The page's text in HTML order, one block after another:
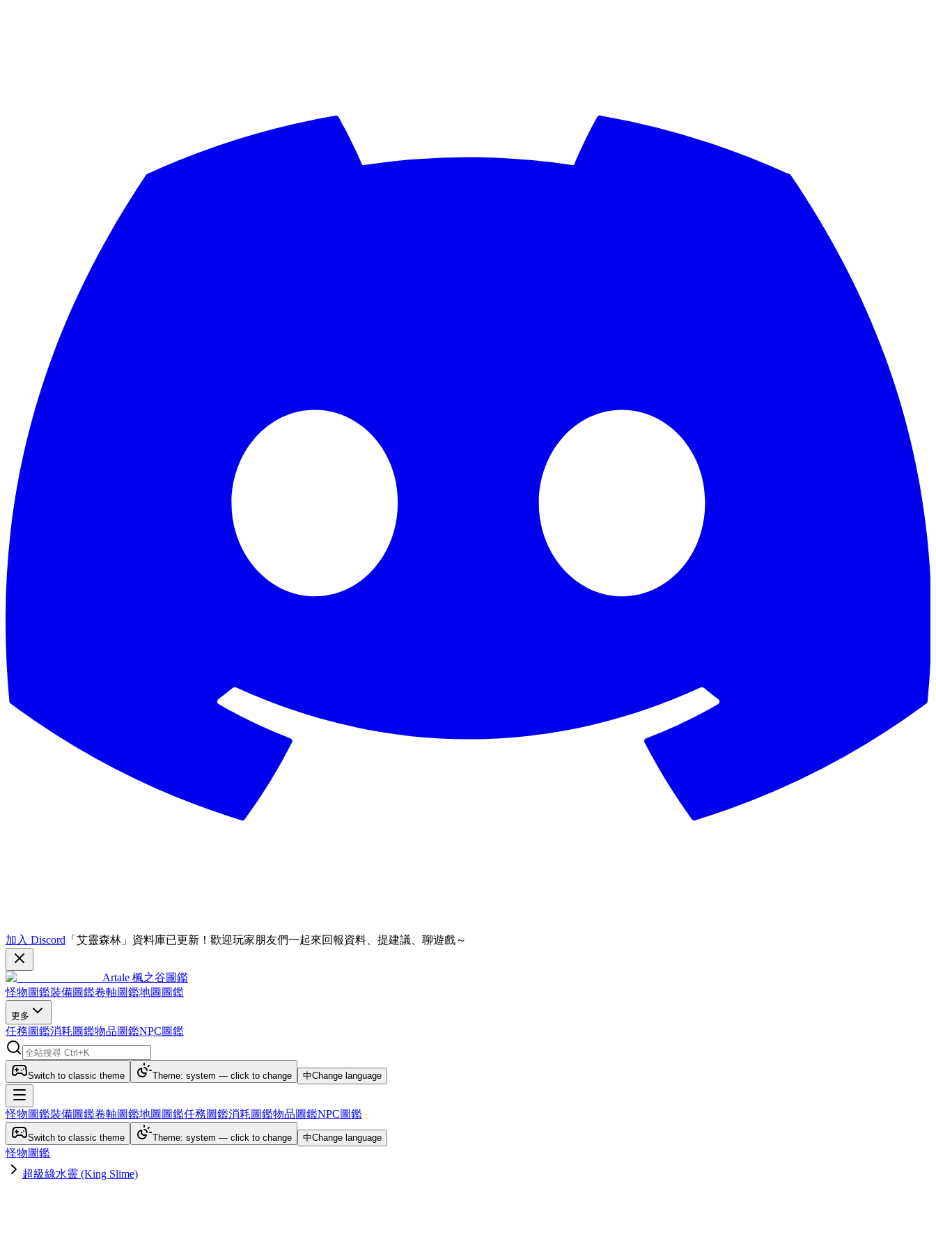
加入 Discord 「艾靈森林」資料庫已更新！歡迎玩家朋友們一起來回報資料、提建議、聊遊戲～
Artale 楓之谷圖鑑
怪物圖鑑裝備圖鑑卷軸圖鑑地圖圖鑑
更多
任務圖鑑消耗圖鑑物品圖鑑NPC圖鑑
Switch to classic theme Theme: system — click to change 中Change language
怪物圖鑑裝備圖鑑卷軸圖鑑地圖圖鑑任務圖鑑消耗圖鑑物品圖鑑NPC圖鑑
Switch to classic theme Theme: system — click to change 中Change language
怪物圖鑑
超級綠水靈 (King Slime)